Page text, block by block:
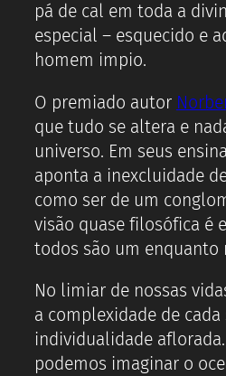
pá de cal em toda a
especial – esquecido e
homem impio.
O premiado autor
que tudo se altera e
universo. Em seus
aponta a inexcluidade
como ser de um
visão quase filosófica é
todos são um enquanto
No limiar de nossas
a complexidade de cada
individualidade
podemos imaginar o